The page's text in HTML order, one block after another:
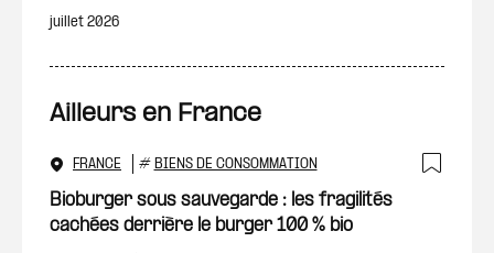
juillet 2026
Ailleurs en France
FRANCE # BIENS DE CONSOMMATION
Bioburger sous sauvegarde : les fragilités
cachées derrière le burger 100 % bio